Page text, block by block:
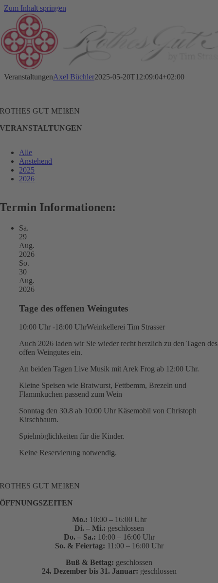
Zum Inhalt springen
VeranstaltungenAxel Büchler2025-05-20T12:09:04+02:00
ROTHES GUT MEIßEN
VERANSTALTUNGEN
Alle
Anstehend
2025
2026
Termin Informationen:
Sa.
29
Aug.
2026
So.
30
Aug.
2026
Tage des offenen Weingutes
10:00 Uhr -18:00 UhrWeinkellerei Tim Strasser
Auch 2026 laden wir Sie wieder recht herzlich zu den Tagen des
offen Weingutes ein.
An beiden Tagen Live Musik mit Arek Frog ab 12:00 Uhr.
Kleine Speisen wie Bratwurst, Fettbemm, Brezeln und
Flammkuchen passend zum Wein
Sonntag den 30.8 ab 10:00 Uhr Käsemobil von Christoph
Kirschbaum.
Spielmöglichkeiten für die Kinder.
Keine Reservierung notwendig.
ROTHES GUT MEIßEN
ÖFFNUNGSZEITEN
Mo.: 10:00 – 16:00 Uhr
Di. – Mi.: geschlossen
Do. – Sa.: 10:00 – 16:00 Uhr
So. & Feiertag: 11:00 – 16:00 Uhr
Buß & Bettag: geschlossen
24. Dezember bis 31. Januar: geschlossen